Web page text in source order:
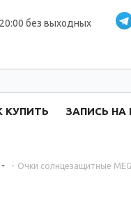
без выходных
КУПИТЬ ЗАПИСЬ НА
- Очки солнцезащитные